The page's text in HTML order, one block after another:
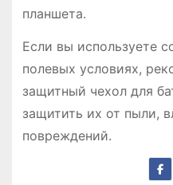
планшета.
Если вы используете
полевых условиях,
защитный чехол для
защитить их от пыли,
повреждений.